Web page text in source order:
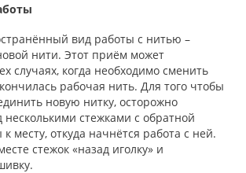
вид работы с нитью –
нити. Этот приём может
случаях, когда необходимо сменить
рабочая нить. Для того чтобы
новую нитку, осторожно
несколькими стежками с обратной
месту, откуда начнётся работа с ней.
стежок «назад иголку» и